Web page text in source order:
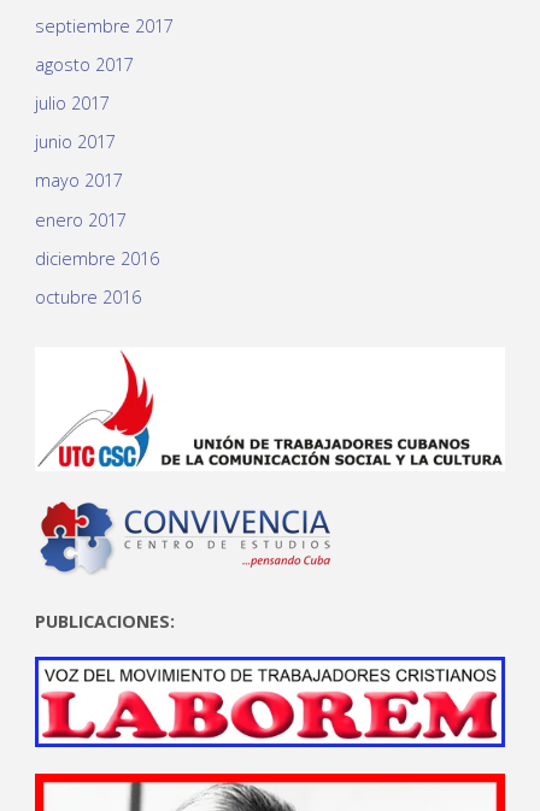
septiembre 2017
agosto 2017
julio 2017
junio 2017
mayo 2017
enero 2017
diciembre 2016
octubre 2016
PUBLICACIONES: